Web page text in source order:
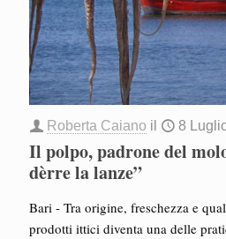
Roberta Caiano il 8
Il polpo, padrone del
dèrre la lanze”
Bari - Tra origine, freschezza e
prodotti ittici diventa una delle